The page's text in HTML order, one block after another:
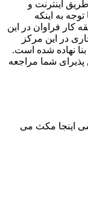
و
اینکه
فراوان در این
این مرکز
شده است.
شما مراجعه
مکث می